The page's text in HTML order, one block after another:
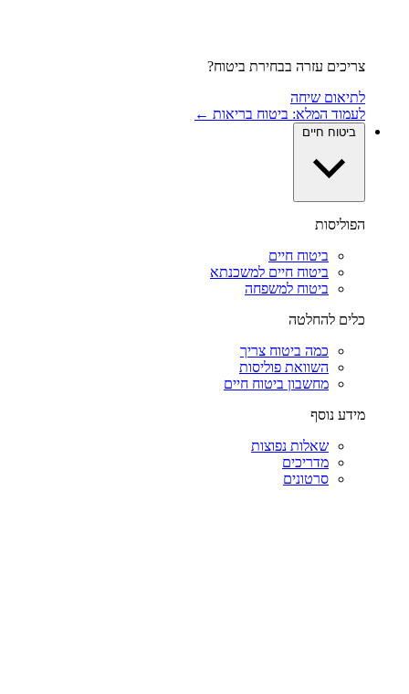
צריכים עזרה בבחירת ביטוח?
לתיאום שיחה
לעמוד המלא: ביטוח בריאות ←
ביטוח חיים
הפוליסות
ביטוח חיים
ביטוח חיים למשכנתא
ביטוח למשפחה
כלים להחלטה
כמה ביטוח צריך
השוואת פוליסות
מחשבון ביטוח חיים
מידע נוסף
שאלות נפוצות
מדריכים
סרטונים